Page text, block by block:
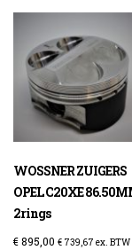
WOSSNER ZUIGERS
OPEL C20XE
2rings
€895,00 € 739,67 ex. BTW